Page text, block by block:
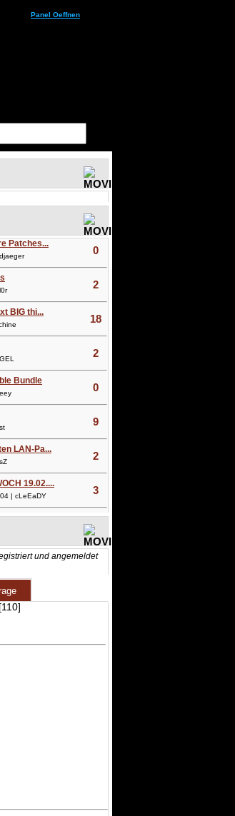
Panel Oeffnen
Patches...
0
2
BIG thi...
18
2
Bundle
0
9
LAN-Pa...
2
19.02....
3
| cLeEaDY
und angemeldet